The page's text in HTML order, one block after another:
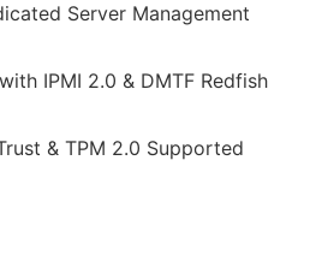
Server Management
IPMI 2.0 & DMTF Redfish
& TPM 2.0 Supported